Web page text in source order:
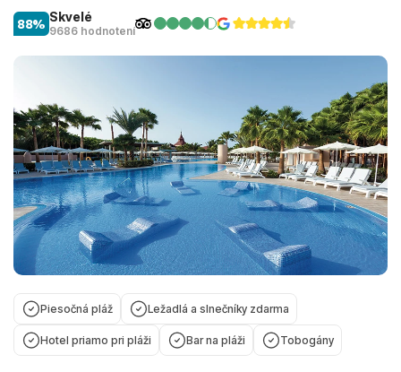
Skvelé
9686 hodnotení
88%
Piesočná pláž Ležadlá a slnečníky zdarma
Hotel priamo pri pláži Bar na pláži Tobogány